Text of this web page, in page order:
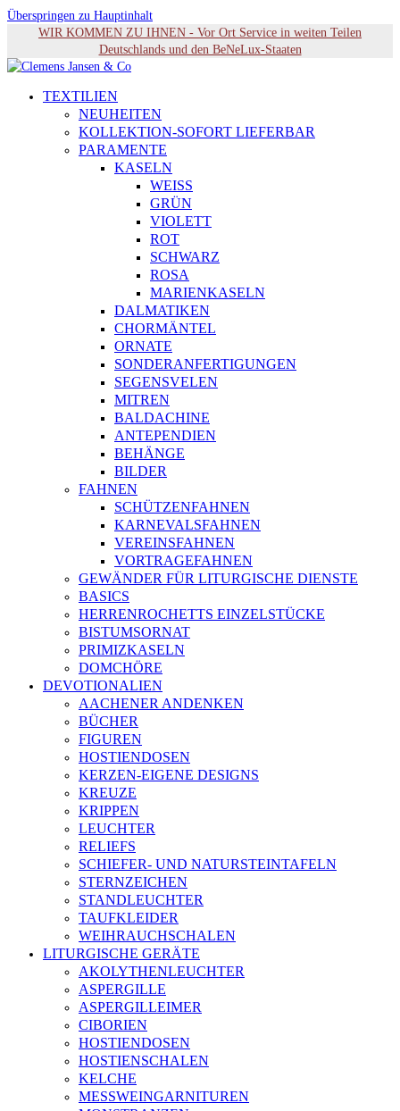
Überspringen zu Hauptinhalt
WIR KOMMEN ZU IHNEN - Vor Ort Service in weiten Teilen
Deutschlands und den BeNeLux-Staaten
TEXTILIEN
NEUHEITEN
KOLLEKTION-SOFORT LIEFERBAR
PARAMENTE
KASELN
WEISS
GRÜN
VIOLETT
ROT
SCHWARZ
ROSA
MARIENKASELN
DALMATIKEN
CHORMÄNTEL
ORNATE
SONDERANFERTIGUNGEN
SEGENSVELEN
MITREN
BALDACHINE
ANTEPENDIEN
BEHÄNGE
BILDER
FAHNEN
SCHÜTZENFAHNEN
KARNEVALSFAHNEN
VEREINSFAHNEN
VORTRAGEFAHNEN
GEWÄNDER FÜR LITURGISCHE DIENSTE
BASICS
HERRENROCHETTS EINZELSTÜCKE
BISTUMSORNAT
PRIMIZKASELN
DOMCHÖRE
DEVOTIONALIEN
AACHENER ANDENKEN
BÜCHER
FIGUREN
HOSTIENDOSEN
KERZEN-EIGENE DESIGNS
KREUZE
KRIPPEN
LEUCHTER
RELIEFS
SCHIEFER- UND NATURSTEINTAFELN
STERNZEICHEN
STANDLEUCHTER
TAUFKLEIDER
WEIHRAUCHSCHALEN
LITURGISCHE GERÄTE
AKOLYTHENLEUCHTER
ASPERGILLE
ASPERGILLEIMER
CIBORIEN
HOSTIENDOSEN
HOSTIENSCHALEN
KELCHE
MESSWEINGARNITUREN